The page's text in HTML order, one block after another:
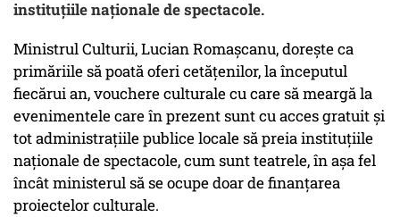
instituțiile naționale de spectacole.
Ministrul Culturii, Lucian Romaşcanu, doreşte ca
primăriile să poată oferi cetăţenilor, la începutul
fiecărui an, vouchere culturale cu care să meargă la
evenimentele care în prezent sunt cu acces gratuit şi
tot administraţiile publice locale să preia instituţiile
naţionale de spectacole, cum sunt teatrele, în aşa fel
încât ministerul să se ocupe doar de finanţarea
proiectelor culturale.